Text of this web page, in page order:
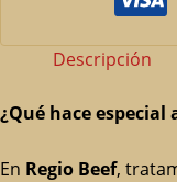
Descripción
¿Qué hace
En Regio Beef,